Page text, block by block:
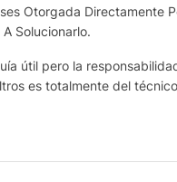
Otorgada Directamente
Solucionarlo.
útil pero la
es totalmente del